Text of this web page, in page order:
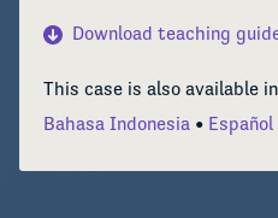
Download teaching
This case is also available
Bahasa Indonesia
Español